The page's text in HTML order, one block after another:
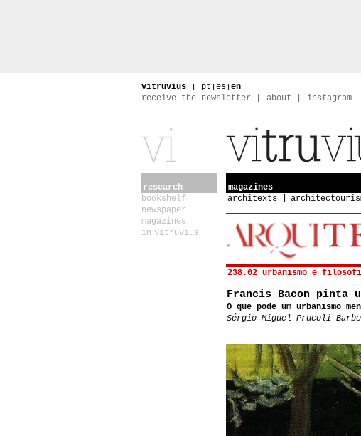
vitruvius | pt | es | en
receive the newsletter
about instagram
research
bookshelf
newspaper
magazines
in vitruvius
magazines
architexts
238.02 urbanismo e
Francis Bacon pinta
O que pode um urbanismo
Sérgio Miguel Prucoli